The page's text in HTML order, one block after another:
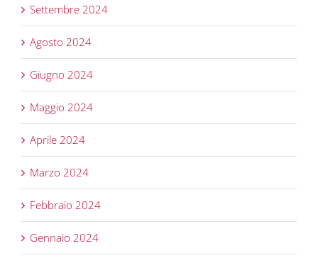
Settembre 2024
Agosto 2024
Giugno 2024
Maggio 2024
Aprile 2024
Marzo 2024
Febbraio 2024
Gennaio 2024